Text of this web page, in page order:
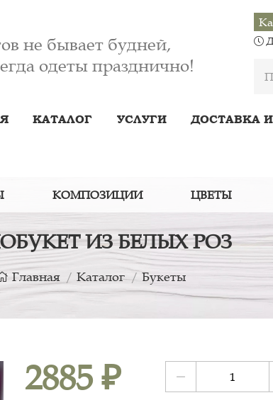
не бывает будней,
одеты празднично!
КАТАЛОГ УСЛУГИ ДОСТАВКА
КОМПОЗИЦИИ ЦВЕТЫ
ИЗ БЕЛЫХ РОЗ
Главная Каталог Букеты
2885 ₽